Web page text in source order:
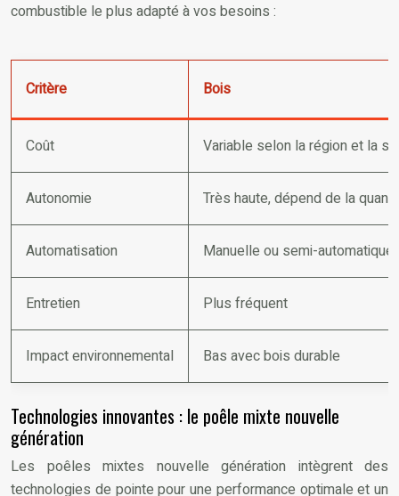
combustible le plus adapté à vos besoins :
Critère Bois
Coût Variable selon la région et la
Autonomie Très haute, dépend de la
Automatisation Manuelle ou semi-automatique
Entretien Plus fréquent
Impact environnemental Bas avec bois durable
Technologies innovantes : le poêle mixte nouvelle
génération
Les poêles mixtes nouvelle génération intègrent des
technologies de pointe pour une performance optimale et un